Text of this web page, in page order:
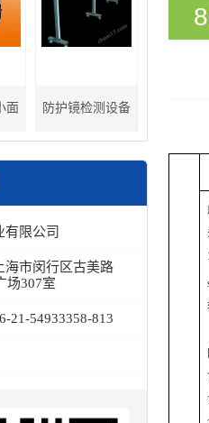
面 防护镜检测设备
有限公司
海市闵行区古美路
场307室
21-54933358-813